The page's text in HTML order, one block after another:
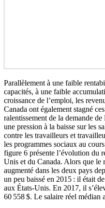
Parallèlement à une faible
capacités, à une faible
croissance de l’emploi, les
Canada ont également stagné
ralentissement de la demande
une pression à la baisse sur les
contre les travailleurs et
les programmes sociaux au
figure 6 présente l’évolution du
Unis et du Canada. Alors que le
augmenté dans les deux pays
un peu baissé en 2015 : il était
aux États-Unis. En 2017, il
60 558 $. Le salaire réel médian